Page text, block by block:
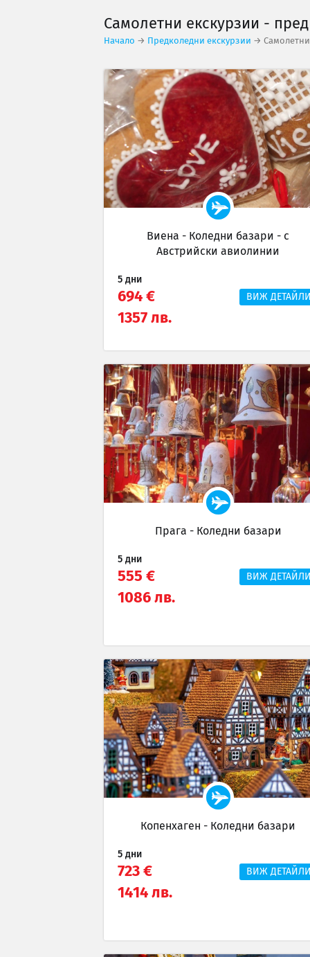
Самолетни екскурзии -
Начало → Предколедни екскурзии →
Виена - Коледни базари - с
Австрийски авиолинии
5 дни
694 €
1357 лв.
ВИЖ
Прага - Коледни базари
5 дни
555 €
1086 лв.
ВИЖ
Копенхаген - Коледни базари
5 дни
723 €
1414 лв.
ВИЖ